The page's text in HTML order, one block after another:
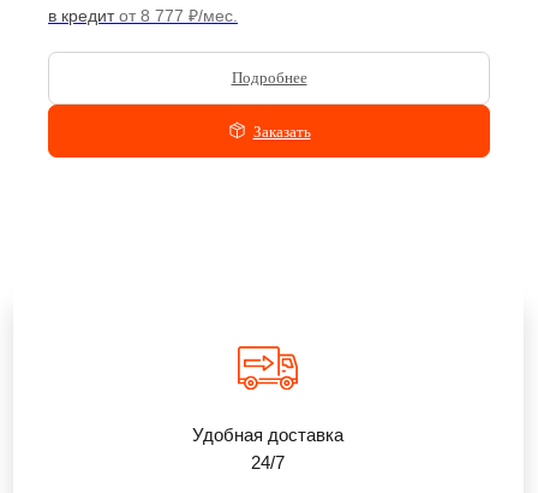
в кредитот 8 777 ₽/мес.
Подробнее
Заказать
Удобная доставка
24/7